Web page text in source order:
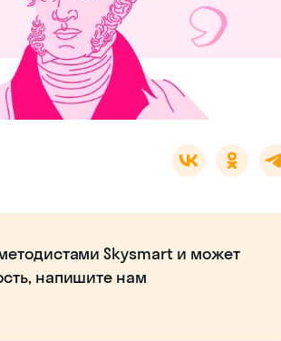
Skysmart и может
напишите нам